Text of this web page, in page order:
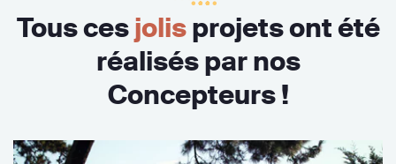
Tous cesjolisprojets ont été
réalisés par nos
Concepteurs !